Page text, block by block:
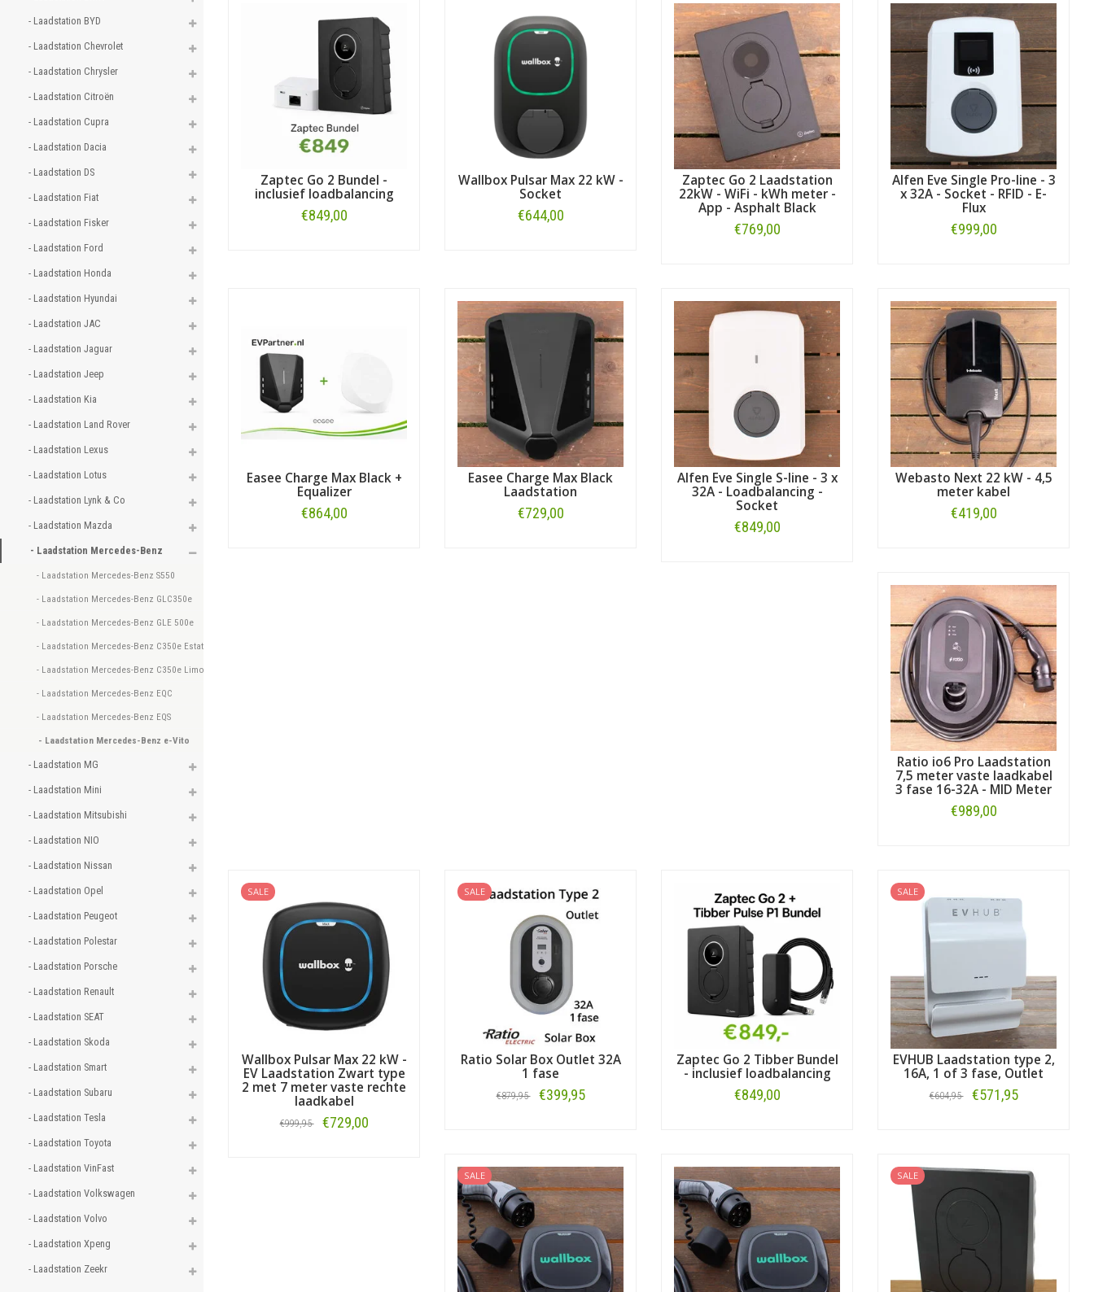
- Laadstation BYD
- Laadstation Chevrolet
- Laadstation Chrysler
- Laadstation Citroën
- Laadstation Cupra
- Laadstation Dacia
- Laadstation DS
- Laadstation Fiat
- Laadstation Fisker
- Laadstation Ford
- Laadstation Honda
- Laadstation Hyundai
- Laadstation JAC
- Laadstation Jaguar
- Laadstation Jeep
- Laadstation Kia
- Laadstation Land Rover
- Laadstation Lexus
- Laadstation Lotus
- Laadstation Lynk & Co
- Laadstation Mazda
- Laadstation Mercedes-Benz
- Laadstation Mercedes-Benz S550
- Laadstation Mercedes-Benz GLC350e
- Laadstation Mercedes-Benz GLE 500e
- Laadstation Mercedes-Benz C350e Estate
- Laadstation Mercedes-Benz C350e Limousine
- Laadstation Mercedes-Benz EQC
- Laadstation Mercedes-Benz EQS
- Laadstation Mercedes-Benz e-Vito
- Laadstation MG
- Laadstation Mini
- Laadstation Mitsubishi
- Laadstation NIO
- Laadstation Nissan
- Laadstation Opel
- Laadstation Peugeot
- Laadstation Polestar
- Laadstation Porsche
- Laadstation Renault
- Laadstation SEAT
- Laadstation Skoda
- Laadstation Smart
- Laadstation Subaru
- Laadstation Tesla
- Laadstation Toyota
- Laadstation VinFast
- Laadstation Volkswagen
- Laadstation Volvo
- Laadstation Xpeng
- Laadstation Zeekr
Zaptec Go 2 Bundel -
inclusief loadbalancing
€849,00
Wallbox Pulsar Max 22 kW -
Socket
€644,00
Zaptec Go 2 Laadstation
22kW - WiFi - kWh meter -
App - Asphalt Black
€769,00
Alfen Eve Single Pro-line - 3
x 32A - Socket - RFID - E-
Flux
€999,00
Easee Charge Max Black +
Equalizer
€864,00
Easee Charge Max Black
Laadstation
€729,00
Alfen Eve Single S-line - 3 x
32A - Loadbalancing -
Socket
€849,00
Webasto Next 22 kW - 4,5
meter kabel
€419,00
Ratio io6 Pro Laadstation
7,5 meter vaste laadkabel
3 fase 16-32A - MID Meter
€989,00
SALE
Wallbox Pulsar Max 22 kW -
EV Laadstation Zwart type
2 met 7 meter vaste rechte
laadkabel
€999,95 €729,00
SALE
Ratio Solar Box Outlet 32A
1 fase
€879,95 €399,95
Zaptec Go 2 Tibber Bundel
- inclusief loadbalancing
€849,00
SALE
EVHUB Laadstation type 2,
16A, 1 of 3 fase, Outlet
€604,95 €571,95
SALE SALE